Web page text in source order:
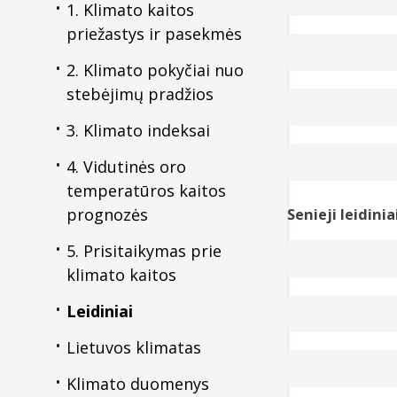
1. Klimato kaitos
priežastys ir pasekmės
2. Klimato pokyčiai nuo
stebėjimų pradžios
3. Klimato indeksai
4. Vidutinės oro
temperatūros kaitos
prognozės
5. Prisitaikymas prie
klimato kaitos
Leidiniai
Lietuvos klimatas
Klimato duomenys
nformaciniame
nuokrypius nuo
Įvairios ūkio
veiklos, kuri
stebėsena, laiku
Vis didesnį
mokslinėje
Pilnas leidinys:
Senieji
XX a. pradžios
apie tai, kaip
Leidinys buvo
pačiam žmogui